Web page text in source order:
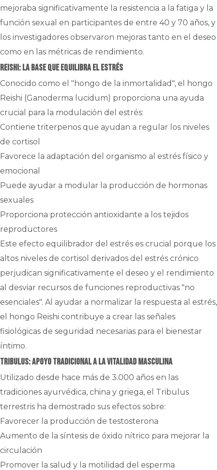
mejoraba significativamente la resistencia a la fatiga y la
función sexual en participantes de entre 40 y 70 años, y
los investigadores observaron mejoras tanto en el deseo
como en las métricas de rendimiento.
Reishi: La base que equilibra el estrés
Conocido como el "hongo de la inmortalidad", el hongo
Reishi (Ganoderma lucidum) proporciona una ayuda
crucial para la modulación del estrés:
Contiene triterpenos que ayudan a regular los niveles
de cortisol
Favorece la adaptación del organismo al estrés físico y
emocional
Puede ayudar a modular la producción de hormonas
sexuales
Proporciona protección antioxidante a los tejidos
reproductores
Este efecto equilibrador del estrés es crucial porque los
altos niveles de cortisol derivados del estrés crónico
perjudican significativamente el deseo y el rendimiento
al desviar recursos de funciones reproductivas "no
esenciales". Al ayudar a normalizar la respuesta al estrés,
el hongo Reishi contribuye a crear las señales
fisiológicas de seguridad necesarias para el bienestar
íntimo.
Tribulus: Apoyo tradicional a la vitalidad masculina
Utilizado desde hace más de 3.000 años en las
tradiciones ayurvédica, china y griega, el Tribulus
terrestris ha demostrado sus efectos sobre:
Favorecer la producción de testosterona
Aumento de la síntesis de óxido nítrico para mejorar la
circulación
Promover la salud y la motilidad del esperma